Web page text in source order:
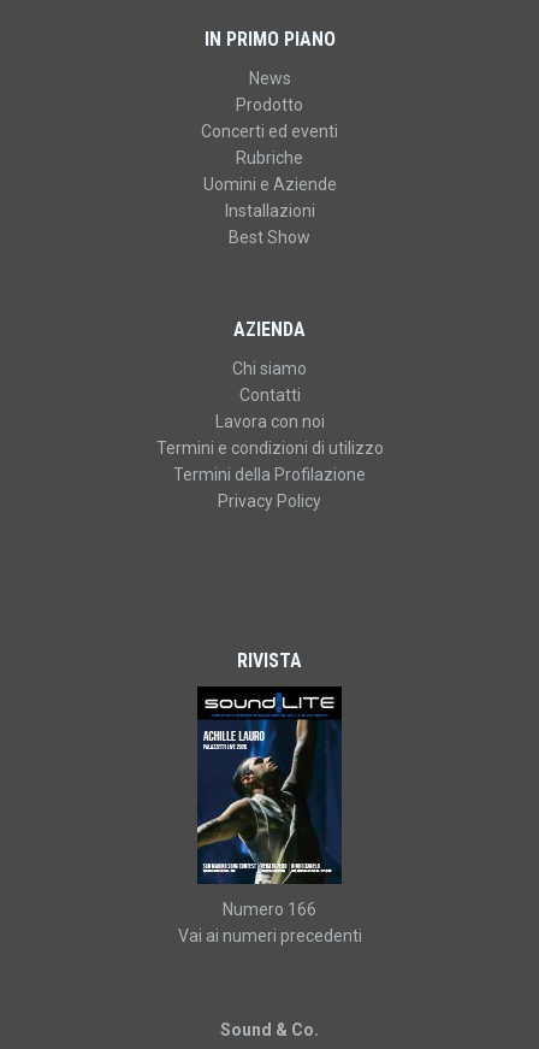
IN PRIMO PIANO
News
Prodotto
Concerti ed eventi
Rubriche
Uomini e Aziende
Installazioni
Best Show
AZIENDA
Chi siamo
Contatti
Lavora con noi
Termini e condizioni di utilizzo
Termini della Profilazione
Privacy Policy
RIVISTA
Numero 166
Vai ai numeri precedenti
Sound & Co.